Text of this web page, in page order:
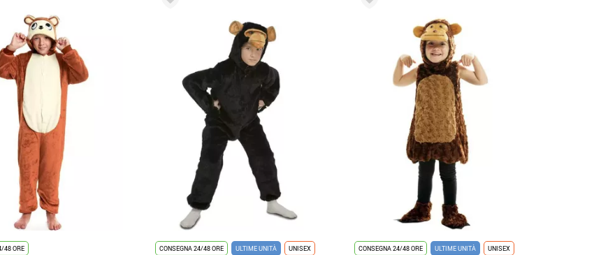
48 ORE CONSEGNA 24/48 ORE ULTIME UNITÀ UNISEX CONSEGNA 24/48 ORE ULTIME UNITÀ UNISEX